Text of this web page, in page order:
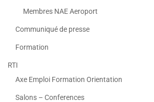
Membres NAE Aeroport
Communiqué de presse
Formation
RTI
Axe Emploi Formation Orientation
Salons – Conferences